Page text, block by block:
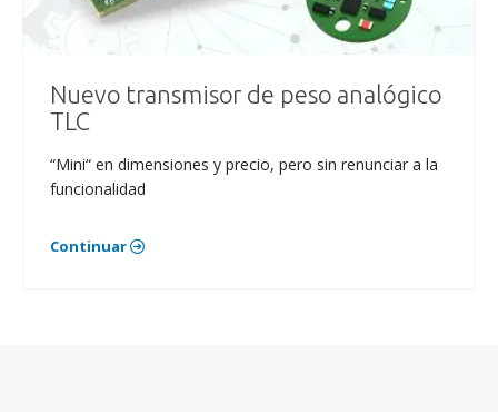
Nuevo transmisor de peso analógico
TLC
“Mini“ en dimensiones y precio, pero sin renunciar a la
funcionalidad
Continuar